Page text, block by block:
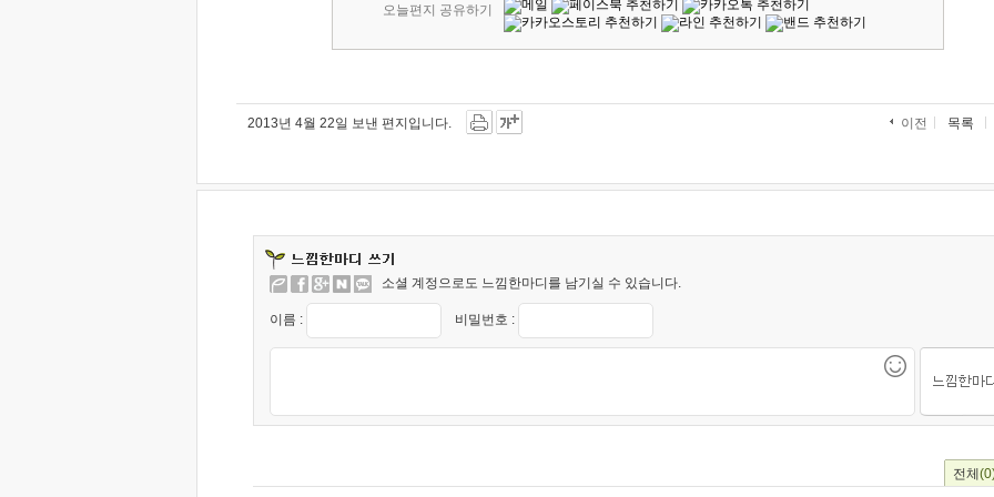
오늘편지 공유하기
2013년 4월 22일 보낸 편지입니다. 이전 목록
소셜 계정으로도 느낌한마디를 남기실 수 있습니다.
이름 : 비밀번호 :
전체